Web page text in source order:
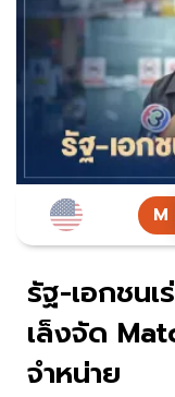
รัฐ-เอกชนเ
เล็งจัด
จำหน่าย